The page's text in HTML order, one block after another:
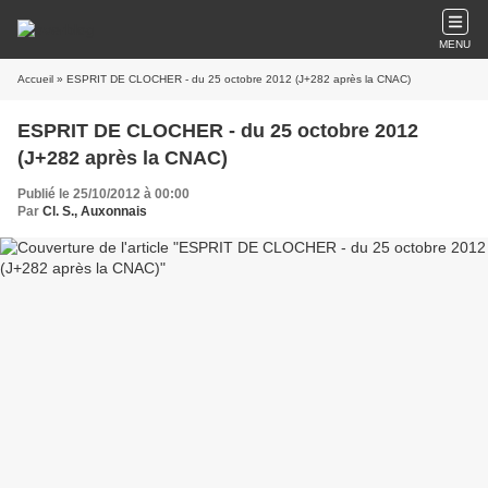
MENU
Accueil » ESPRIT DE CLOCHER - du 25 octobre 2012 (J+282 après la CNAC)
ESPRIT DE CLOCHER - du 25 octobre 2012
(J+282 après la CNAC)
Publié le 25/10/2012 à 00:00
Par Cl. S., Auxonnais